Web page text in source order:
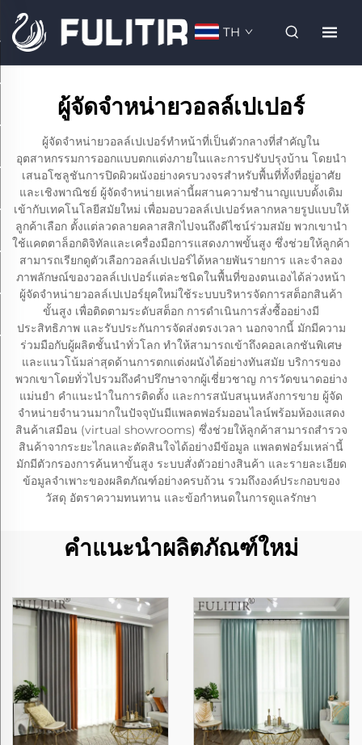
TH
ผู้จัดจำหน่ายวอลล์เปเปอร์
ผู้จัดจำหน่ายวอลล์เปเปอร์ทำหน้าที่เป็นตัวกลางที่สำคัญใน
อุตสาหกรรมการออกแบบตกแต่งภายในและการปรับปรุงบ้าน โดยนำ
เสนอโซลูชันการปิดผิวผนังอย่างครบวงจรสำหรับพื้นที่ทั้งที่อยู่อาศัย
และเชิงพาณิชย์ ผู้จัดจำหน่ายเหล่านี้ผสานความชำนาญแบบดั้งเดิม
เข้ากับเทคโนโลยีสมัยใหม่ เพื่อมอบวอลล์เปเปอร์หลากหลายรูปแบบให้
ลูกค้าเลือก ตั้งแต่ลวดลายคลาสสิกไปจนถึงดีไซน์ร่วมสมัย พวกเขานำ
ใช้แคตตาล็อกดิจิทัลและเครื่องมือการแสดงภาพขั้นสูง ซึ่งช่วยให้ลูกค้า
สามารถเรียกดูตัวเลือกวอลล์เปเปอร์ได้หลายพันรายการ และจำลอง
ภาพลักษณ์ของวอลล์เปเปอร์แต่ละชนิดในพื้นที่ของตนเองได้ล่วงหน้า
ผู้จัดจำหน่ายวอลล์เปเปอร์ยุคใหม่ใช้ระบบบริหารจัดการสต็อกสินค้า
ขั้นสูง เพื่อติดตามระดับสต็อก การดำเนินการสั่งซื้ออย่างมี
ประสิทธิภาพ และรับประกันการจัดส่งตรงเวลา นอกจากนี้ มักมีความ
ร่วมมือกับผู้ผลิตชั้นนำทั่วโลก ทำให้สามารถเข้าถึงคอลเลกชันพิเศษ
และแนวโน้มล่าสุดด้านการตกแต่งผนังได้อย่างทันสมัย บริการของ
พวกเขาโดยทั่วไปรวมถึงคำปรึกษาจากผู้เชี่ยวชาญ การวัดขนาดอย่าง
แม่นยำ คำแนะนำในการติดตั้ง และการสนับสนุนหลังการขาย ผู้จัด
จำหน่ายจำนวนมากในปัจจุบันมีแพลตฟอร์มออนไลน์พร้อมห้องแสดง
สินค้าเสมือน (virtual showrooms) ซึ่งช่วยให้ลูกค้าสามารถสำรวจ
สินค้าจากระยะไกลและตัดสินใจได้อย่างมีข้อมูล แพลตฟอร์มเหล่านี้
มักมีตัวกรองการค้นหาขั้นสูง ระบบสั่งตัวอย่างสินค้า และรายละเอียด
ข้อมูลจำเพาะของผลิตภัณฑ์อย่างครบถ้วน รวมถึงองค์ประกอบของ
วัสดุ อัตราความทนทาน และข้อกำหนดในการดูแลรักษา
คำแนะนำผลิตภัณฑ์ใหม่